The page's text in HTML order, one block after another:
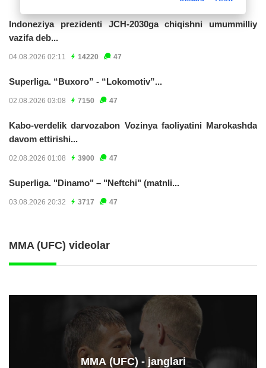
Indoneziya prezidenti JCH-2030ga chiqishni umummilliy
vazifa deb...
04.08.2026 02:11 14220 47
Superliga. “Buxoro” - “Lokomotiv”...
02.08.2026 03:08 7150 47
Kabo-verdelik darvozabon Vozinya faoliyatini Marokashda
davom ettirishi...
02.08.2026 01:08 3900 47
Superliga. "Dinamo" – "Neftchi" (matnli...
03.08.2026 20:32 3717 47
MMA (UFC) videolar
ММА (UFC) - janglari